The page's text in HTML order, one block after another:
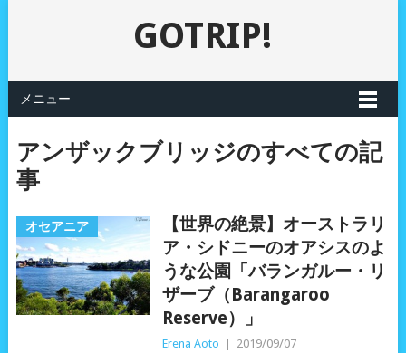
GOTRIP!
メニュー
アンザックブリッジのすべての記
事
オセアニア
【世界の絶景】オーストラリ
ア・シドニーのオアシスのよ
うな公園「バランガルー・リ
ザーブ（Barangaroo
Reserve）」
Erena Aoto 2019/09/07